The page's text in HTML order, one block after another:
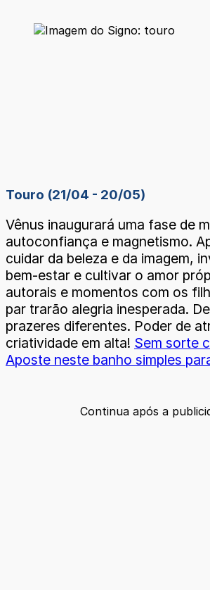
Touro (21/04 - 20/05)
Vênus inaugurará uma fase de
autoconfiança e magnetismo.
cuidar da beleza e da imagem,
bem-estar e cultivar o amor
autorais e momentos com os
par trarão alegria inesperada.
prazeres diferentes. Poder de
criatividade em alta! Sem sorte
Aposte neste banho simples
Continua após a